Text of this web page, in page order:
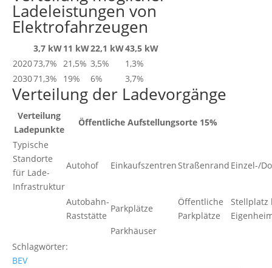
Ladeleistungen von
Elektrofahrzeugen
3,7 kW11 kW22,1 kW43,5 kW
202073,7% 21,5% 3,5%
1,3%
203071,3% 19% 6% 3,7%
Verteilung der Ladevorgänge
Verteilung
Ladepunkte
Öffentliche Aufstellungsorte 15%
Typische
Standorte
für Lade-
Infrastruktur
Autohof EinkaufszentrenStraßenrand Einzel-/
Autobahn-
Raststätte
Parkplätze
Öffentliche
Parkplätze
Stellplatz
Parkhäuser
Schlagwörter:
BEV